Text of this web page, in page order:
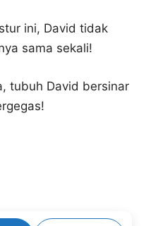
ini, David tidak
sama sekali!
tubuh David bersinar